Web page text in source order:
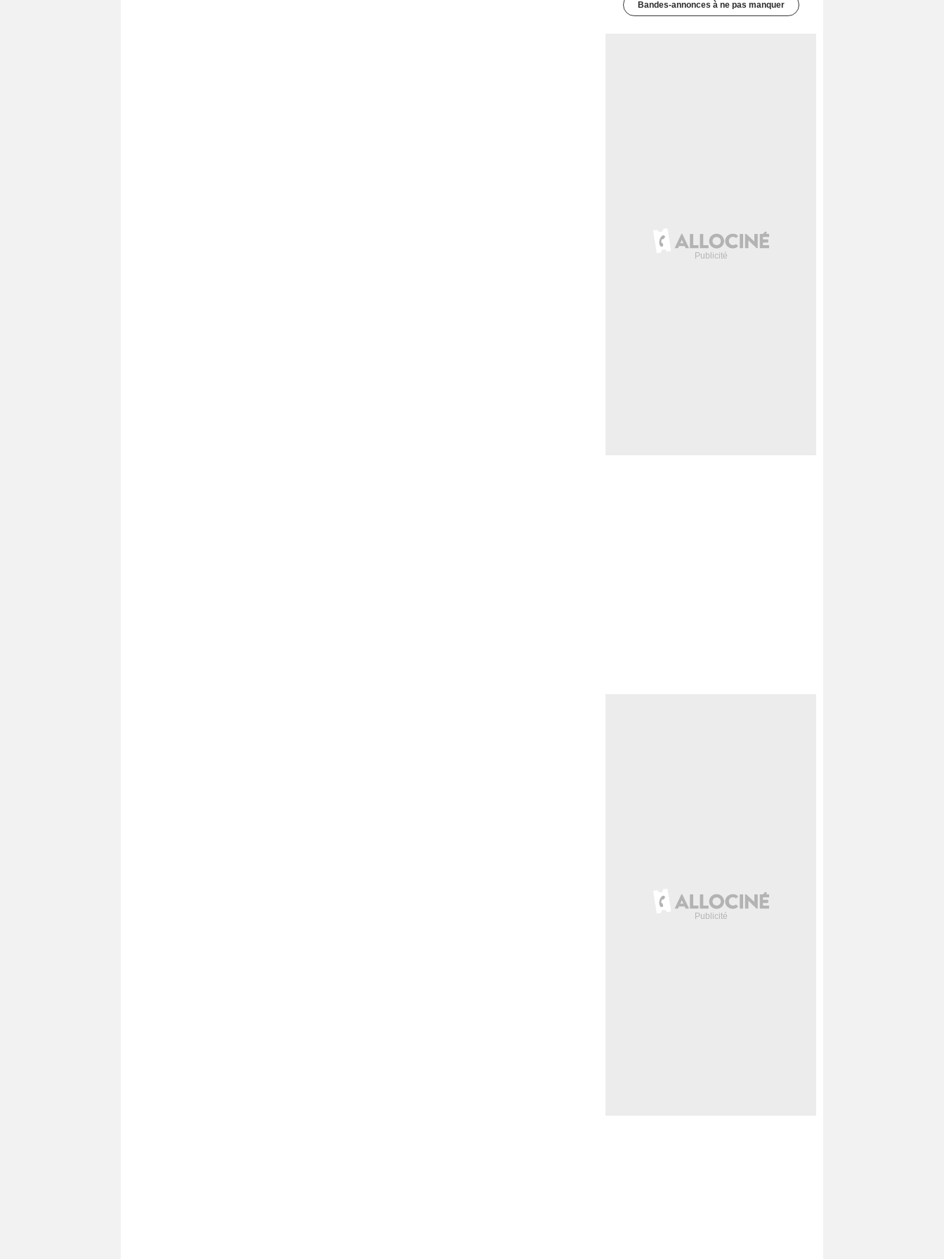
Bandes-annonces à ne pas manquer